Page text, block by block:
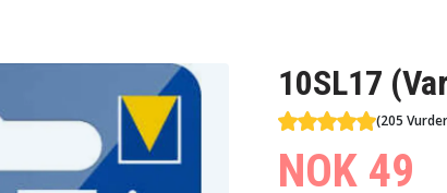
10SL17
(205
NOK 49